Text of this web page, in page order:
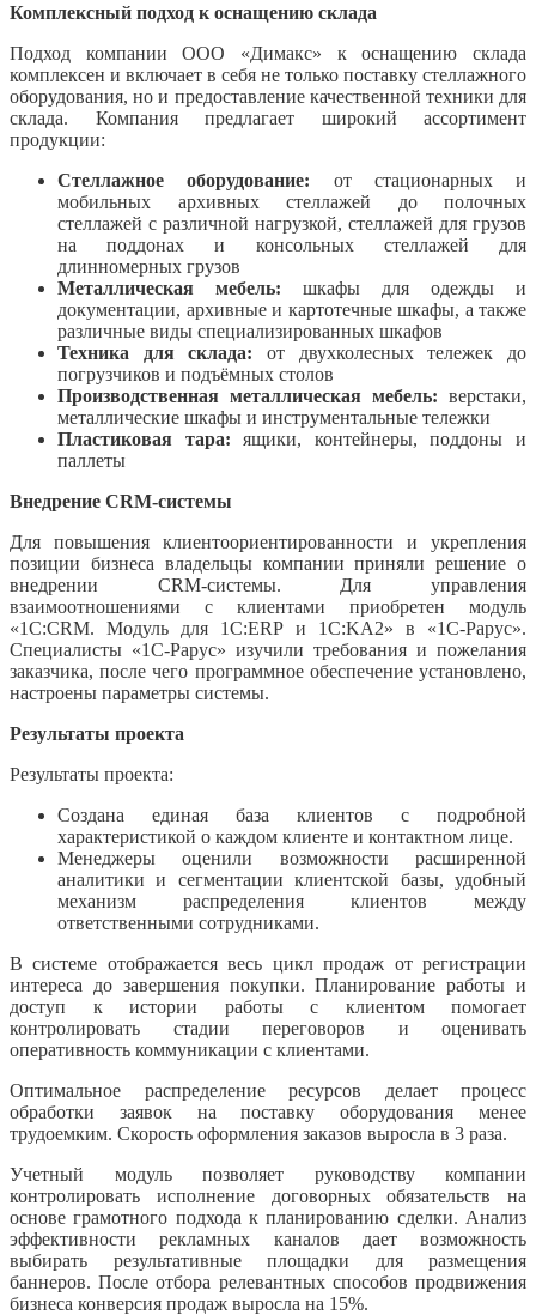
Комплексный подход к оснащению склада
Подход компании ООО «Димакс» к оснащению склада
комплексен и включает в себя не только поставку стеллажного
оборудования, но и предоставление качественной техники для
склада. Компания предлагает широкий ассортимент
продукции:
Стеллажное оборудование: от стационарных и
мобильных архивных стеллажей до полочных
стеллажей с различной нагрузкой, стеллажей для грузов
на поддонах и консольных стеллажей для
длинномерных грузов
Металлическая мебель: шкафы для одежды и
документации, архивные и картотечные шкафы, а также
различные виды специализированных шкафов
Техника для склада: от двухколесных тележек до
погрузчиков и подъёмных столов
Производственная металлическая мебель: верстаки,
металлические шкафы и инструментальные тележки
Пластиковая тара: ящики, контейнеры, поддоны и
паллеты
Внедрение CRM-системы
Для повышения клиентоориентированности и укрепления
позиции бизнеса владельцы компании приняли решение о
внедрении CRM-системы. Для управления
взаимоотношениями с клиентами приобретен модуль
«1С:CRM. Модуль для 1С:ERP и 1С:KA2» в «1С-Рарус».
Специалисты «1С-Рарус» изучили требования и пожелания
заказчика, после чего программное обеспечение установлено,
настроены параметры системы.
Результаты проекта
Результаты проекта:
Создана единая база клиентов с подробной
характеристикой о каждом клиенте и контактном лице.
Менеджеры оценили возможности расширенной
аналитики и сегментации клиентской базы, удобный
механизм распределения клиентов между
ответственными сотрудниками.
В системе отображается весь цикл продаж от регистрации
интереса до завершения покупки. Планирование работы и
доступ к истории работы с клиентом помогает
контролировать стадии переговоров и оценивать
оперативность коммуникации с клиентами.
Оптимальное распределение ресурсов делает процесс
обработки заявок на поставку оборудования менее
трудоемким. Скорость оформления заказов выросла в 3 раза.
Учетный модуль позволяет руководству компании
контролировать исполнение договорных обязательств на
основе грамотного подхода к планированию сделки. Анализ
эффективности рекламных каналов дает возможность
выбирать результативные площадки для размещения
баннеров. После отбора релевантных способов продвижения
бизнеса конверсия продаж выросла на 15%.